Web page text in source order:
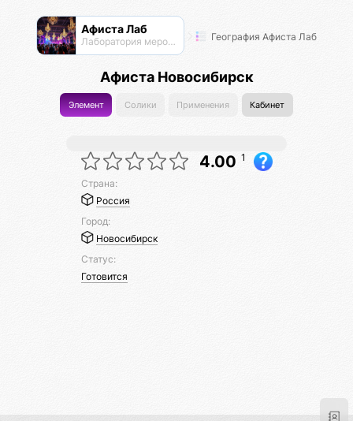
Афиста Лаб
Лаборатория мероприятий География Афиста Лаб
Афиста Новосибирск
Элемент Солики Применения Кабинет
4.00 1
Страна:
Россия
Город:
Новосибирск
Статус:
Готовится